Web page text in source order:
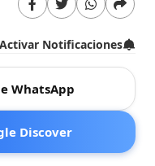
Activar Notificaciones
WhatsApp
Discover